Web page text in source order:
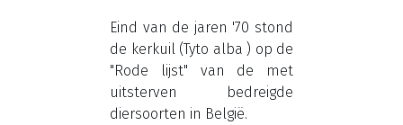
Eind van de jaren '70 stond
de kerkuil (Tyto alba ) op de
"Rode lijst" van de met
uitsterven bedreigde
diersoorten in België.